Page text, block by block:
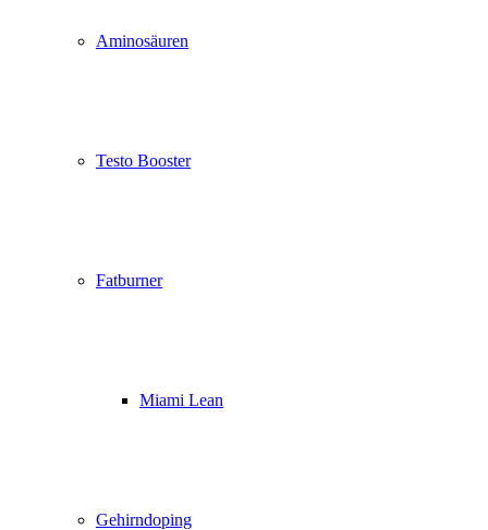
Aminosäuren
Testo Booster
Fatburner
Miami Lean
Gehirndoping